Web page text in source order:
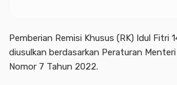
Pemberian Remisi Khusus (RK) Idul Fitri
diusulkan berdasarkan Peraturan
Nomor 7 Tahun 2022.